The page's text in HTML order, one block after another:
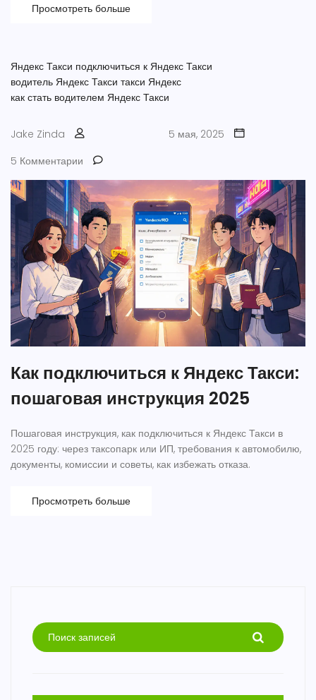
Просмотреть больше
Яндекс Такси подключиться к Яндекс Такси
водитель Яндекс Такси такси Яндекс
как стать водителем Яндекс Такси
Jake Zinda
5 мая, 2025
5 Комментарии
Как подключиться к Яндекс Такси:
пошаговая инструкция 2025
Пошаговая инструкция, как подключиться к Яндекс Такси в
2025 году: через таксопарк или ИП, требования к автомобилю,
документы, комиссии и советы, как избежать отказа.
Просмотреть больше